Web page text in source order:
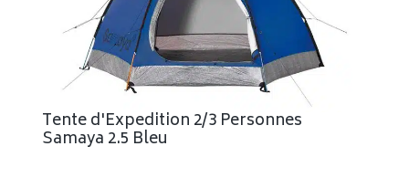
Tente d'Expedition 2/3 Personnes
Samaya 2.5 Bleu